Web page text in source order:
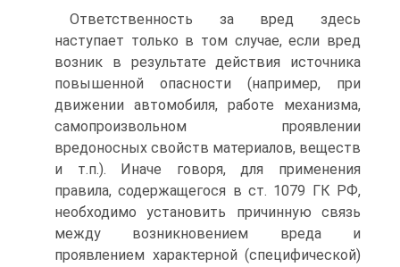
Ответственность за вред здесь
наступает только в том случае, если вред
возник в результате действия источника
повышенной опасности (например, при
движении автомобиля, работе механизма,
самопроизвольном проявлении
вредоносных свойств материалов, веществ
и т.п.). Иначе говоря, для применения
правила, содержащегося в ст. 1079 ГК РФ,
необходимо установить причинную связь
между возникновением вреда и
проявлением характерной (специфической)